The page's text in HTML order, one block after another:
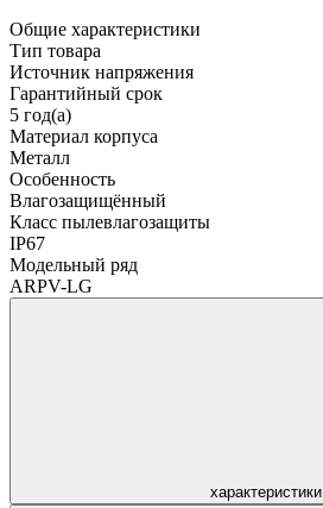
Общие характеристики
Тип товара
Источник напряжения
Гарантийный срок
5 год(а)
Материал корпуса
Металл
Особенность
Влагозащищённый
Класс пылевлагозащиты
IP67
Модельный ряд
ARPV-LG
характеристики